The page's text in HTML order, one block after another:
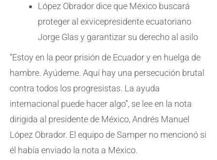
López Obrador dice que México buscará
proteger al exvicepresidente ecuatoriano
Jorge Glas y garantizar su derecho al asilo
“Estoy en la peor prisión de Ecuador y en huelga de
hambre. Ayúdeme. Aquí hay una persecución brutal
contra todos los progresistas. La ayuda
internacional puede hacer algo”, se lee en la nota
dirigida al presidente de México, Andrés Manuel
López Obrador. El equipo de Samper no mencionó si
él había enviado la nota a México.